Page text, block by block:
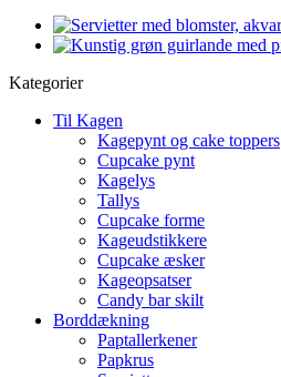
Kategorier
Til Kagen
Kagepynt og cake toppers
Cupcake pynt
Kagelys
Tallys
Cupcake forme
Kageudstikkere
Cupcake æsker
Kageopsatser
Candy bar skilt
Borddækning
Paptallerkener
Papkrus